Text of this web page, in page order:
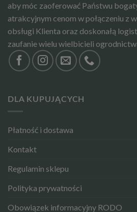
aby móc zaoferować Państwu
atrakcyjnym cenom w połączeniu z
obsługi Klienta oraz doskonałą
zaufanie wielu wielbicieli
DLA KUPUJĄCYCH
Płatność i dostawa
Kontakt
Regulamin sklepu
Polityka prywatności
Obowiązek informacyjny RODO